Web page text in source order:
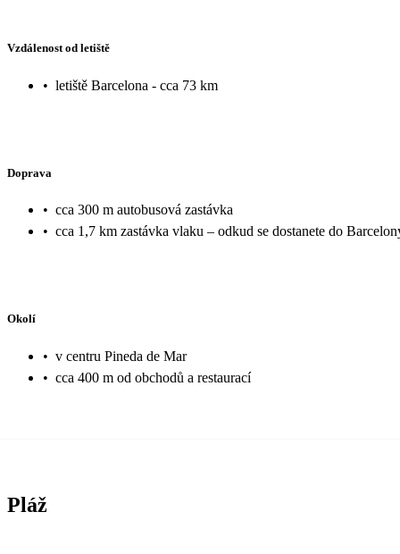
Vzdálenost od letiště
• letiště Barcelona - cca 73 km
Doprava
• cca 300 m autobusová zastávka
• cca 1,7 km zastávka vlaku – odkud se dostanete do
Okolí
• v centru Pineda de Mar
• cca 400 m od obchodů a restaurací
Pláž